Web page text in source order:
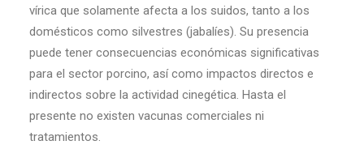
vírica que solamente afecta a los suidos, tanto a los
domésticos como silvestres (jabalíes). Su presencia
puede tener consecuencias económicas significativas
para el sector porcino, así como impactos directos e
indirectos sobre la actividad cinegética. Hasta el
presente no existen vacunas comerciales ni
tratamientos.